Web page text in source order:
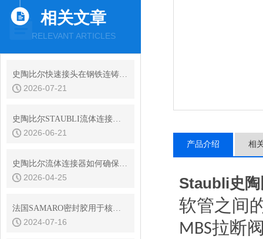
相关文章
RELEVANT ARTICLES
史陶比尔快速接头在钢铁连铸设备结晶器冷却水快换中的耐振动性
2026-07-21
史陶比尔STAUBLI流体连接器的平面阀技术与无滴漏设计
2026-06-21
史陶比尔流体连接器如何确保连接处的密封？
2026-04-25
法国SAMARO密封胶用于核电特殊场合
2024-07-16
产品介绍 相
Staubli史陶
软管之间
MBS拉断